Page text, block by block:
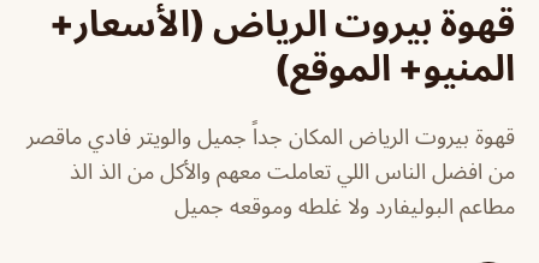
قهوة بيروت الرياض (الأسعار+
المنيو+ الموقع)
قهوة بيروت الرياض المكان جداً جميل والويتر فادي ماقصر
من افضل الناس اللي تعاملت معهم والأكل من الذ الذ
مطاعم البوليفارد ولا غلطه وموقعه جميل